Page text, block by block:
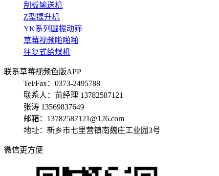
刮板输送机
Z型提升机
YK系列圆振动筛
草莓视频啪啪啪
往复式给煤机
联系草莓视频色版APP
Tel/Fax：0373-2495788
联系人：苗经理 13782587121
张涛 13569837649
邮箱：13782587121@126.com
地址：新乡市七里营镇南魏庄工业园3号
微信更方便